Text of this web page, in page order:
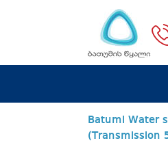
Batumi Water
(Transmission